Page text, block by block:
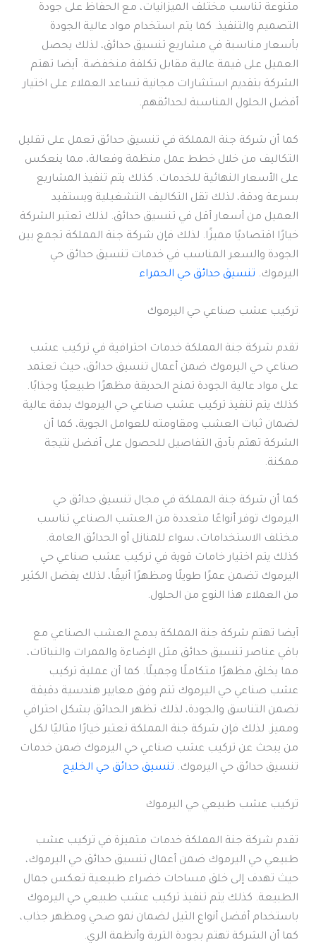
متنوعة تناسب مختلف الميزانيات، مع الحفاظ على جودة
التصميم والتنفيذ. كما يتم استخدام مواد عالية الجودة
بأسعار مناسبة في مشاريع تنسيق حدائق، لذلك يحصل
العميل على قيمة عالية مقابل تكلفة منخفضة. أيضا تهتم
الشركة بتقديم استشارات مجانية تساعد العملاء على اختيار
أفضل الحلول المناسبة لحدائقهم.
كما أن شركة جنة المملكة في تنسيق حدائق تعمل على تقليل
التكاليف من خلال خطط عمل منظمة وفعالة، مما ينعكس
على الأسعار النهائية للخدمات. كذلك يتم تنفيذ المشاريع
بسرعة ودقة، لذلك تقل التكاليف التشغيلية ويستفيد
العميل من أسعار أقل في تنسيق حدائق. لذلك تعتبر الشركة
خيارًا اقتصاديًا مميزًا. لذلك فإن شركة جنة المملكة تجمع بين
الجودة والسعر المناسب في خدمات تنسيق حدائق حي
اليرموك. تنسيق حدائق حي الحمراء
تركيب عشب صناعي حي اليرموك
تقدم شركة جنة المملكة خدمات احترافية في تركيب عشب
صناعي حي اليرموك ضمن أعمال تنسيق حدائق، حيث تعتمد
على مواد عالية الجودة تمنح الحديقة مظهرًا طبيعيًا وجذابًا.
كذلك يتم تنفيذ تركيب عشب صناعي حي اليرموك بدقة عالية
لضمان ثبات العشب ومقاومته للعوامل الجوية، كما أن
الشركة تهتم بأدق التفاصيل للحصول على أفضل نتيجة
ممكنة.
كما أن شركة جنة المملكة في مجال تنسيق حدائق حي
اليرموك توفر أنواعًا متعددة من العشب الصناعي تناسب
مختلف الاستخدامات، سواء للمنازل أو الحدائق العامة.
كذلك يتم اختيار خامات قوية في تركيب عشب صناعي حي
اليرموك تضمن عمرًا طويلًا ومظهرًا أنيقًا، لذلك يفضل الكثير
من العملاء هذا النوع من الحلول.
أيضا تهتم شركة جنة المملكة بدمج العشب الصناعي مع
باقي عناصر تنسيق حدائق مثل الإضاءة والممرات والنباتات،
مما يخلق مظهرًا متكاملًا وجميلًا. كما أن عملية تركيب
عشب صناعي حي اليرموك تتم وفق معايير هندسية دقيقة
تضمن التناسق والجودة، لذلك تظهر الحدائق بشكل احترافي
ومميز. لذلك فإن شركة جنة المملكة تعتبر خيارًا مثاليًا لكل
من يبحث عن تركيب عشب صناعي حي اليرموك ضمن خدمات
تنسيق حدائق حي اليرموك. تنسيق حدائق حي الخليج
تركيب عشب طبيعي حي اليرموك
تقدم شركة جنة المملكة خدمات متميزة في تركيب عشب
طبيعي حي اليرموك ضمن أعمال تنسيق حدائق حي اليرموك،
حيث تهدف إلى خلق مساحات خضراء طبيعية تعكس جمال
الطبيعة. كذلك يتم تنفيذ تركيب عشب طبيعي حي اليرموك
باستخدام أفضل أنواع الثيل لضمان نمو صحي ومظهر جذاب،
كما أن الشركة تهتم بجودة التربة وأنظمة الري.